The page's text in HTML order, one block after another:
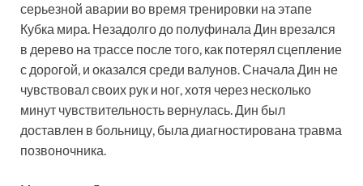
серьезной аварии во время тренировки на этапе
Кубка мира. Незадолго до полуфинала Дин врезался
в дерево на трассе после того, как потерял сцепление
с дорогой, и оказался среди валунов. Сначала Дин не
чувствовал своих рук и ног, хотя через несколько
минут чувствительность вернулась. Дин был
доставлен в больницу, была диагностирована травма
позвоночника.